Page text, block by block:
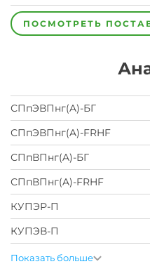
ПОСМОТРЕТЬ
СПпЭВПнг(A)-БГ
СПпЭВПнг(A)-FRHF
СПпВПнг(A)-БГ
СПпВПнг(A)-FRHF
КУПЭР-П
КУПЭВ-П
Показать больше